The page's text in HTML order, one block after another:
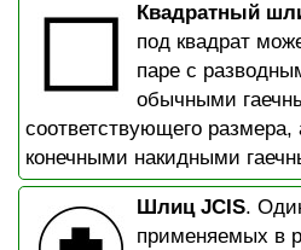
Квадратный
под квадрат
паре с
обычными
соответствующего
конечными накидными
Шлиц JCIS.
применяемых в